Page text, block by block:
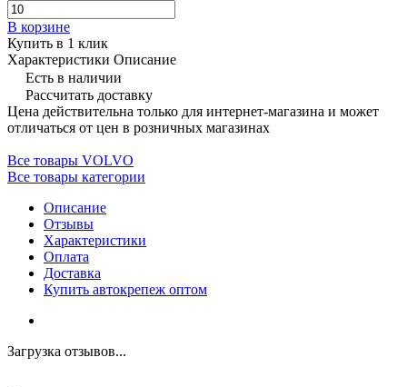
В корзине
Купить в 1 клик
Характеристики Описание
Есть в наличии
Рассчитать доставку
Цена действительна только для интернет-магазина и может
отличаться от цен в розничных магазинах
Все товары VOLVO
Все товары категории
Описание
Отзывы
Характеристики
Оплата
Доставка
Купить автокрепеж оптом
Загрузка отзывов...